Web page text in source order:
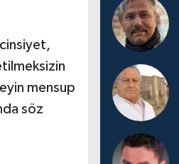
mensup
söz